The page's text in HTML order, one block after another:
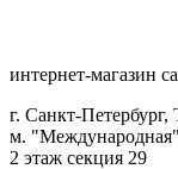
интернет-магазин
г. Санкт-
м.
2 этаж секция 29